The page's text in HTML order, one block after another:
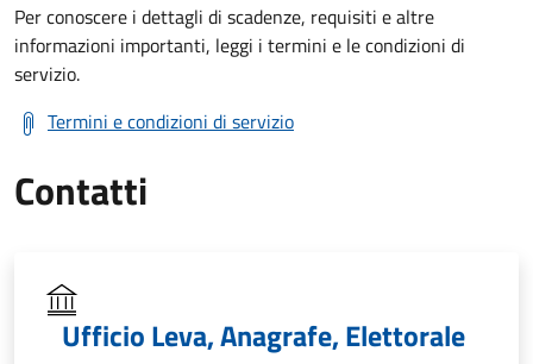
Per conoscere i dettagli di scadenze, requisiti e altre
informazioni importanti, leggi i termini e le condizioni di
servizio.
Termini e condizioni di servizio
Contatti
Ufficio Leva, Anagrafe, Elettorale